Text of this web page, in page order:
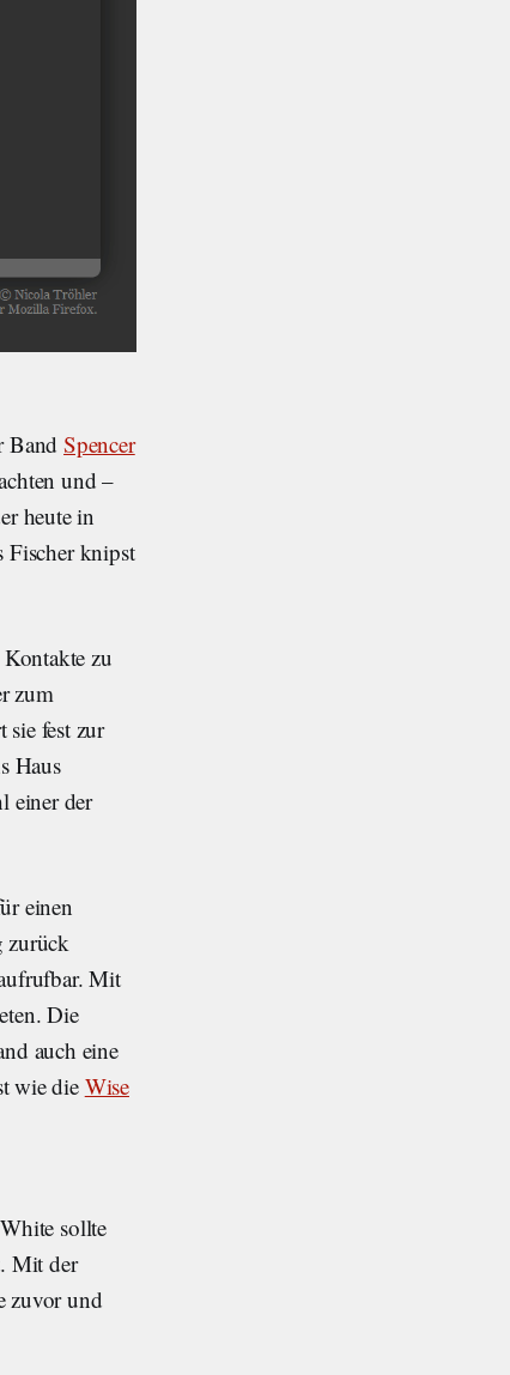
BandSpencer
und –
heute in
Fischer knipst
zu
zum
fest zur
Haus
einer der
einen
zurück
Mit
Die
auch eine
wie die Wise
sollte
Mit der
zuvor und